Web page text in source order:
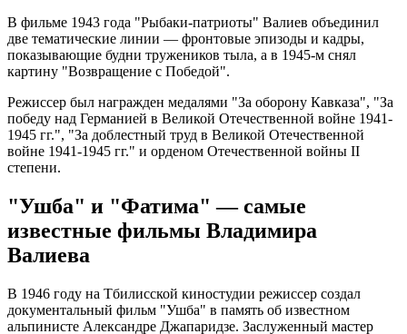
В фильме 1943 года "Рыбаки-патриоты" Валиев объединил
две тематические линии — фронтовые эпизоды и кадры,
показывающие будни тружеников тыла, а в 1945-м снял
картину "Возвращение с Победой".
Режиссер был награжден медалями "За оборону Кавказа", "За
победу над Германией в Великой Отечественной войне 1941-
1945 гг.", "За доблестный труд в Великой Отечественной
войне 1941-1945 гг." и орденом Отечественной войны II
степени.
"Ушба" и "Фатима" — самые
известные фильмы Владимира
Валиева
В 1946 году на Тбилисской киностудии режиссер создал
документальный фильм "Ушба" в память об известном
альпинисте Александре Джапаридзе. Заслуженный мастер